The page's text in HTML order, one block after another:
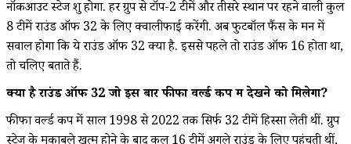
नॉकआउट स्टेज शुरू होगा. हर ग्रुप से टॉप-2 टीमें और तीसरे स्थान पर रहने वाली कुल
8 टीमें राउंड ऑफ 32 के लिए क्वालीफाई करेंगी. अब फुटबॉल फैंस के मन में
सवाल होगा कि ये राउंड ऑफ 32 क्या है. इससे पहले तो राउंड ऑफ 16 होता था,
तो चलिए बताते हैं.
क्या है राउंड ऑफ 32 जो इस बार फीफा वर्ल्ड कप में देखने को मिलेगा?
फीफा वर्ल्ड कप में साल 1998 से 2022 तक सिर्फ 32 टीमें हिस्सा लेती थीं. ग्रुप